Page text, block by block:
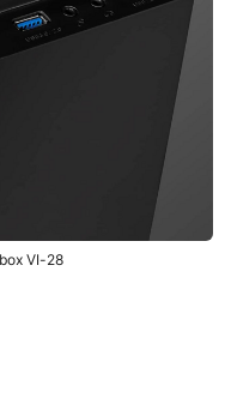
VI-28